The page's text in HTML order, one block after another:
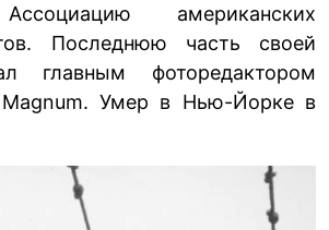
американских
Последнюю часть своей
главным фоторедактором
Magnum. Умер в Нью-Йорке в